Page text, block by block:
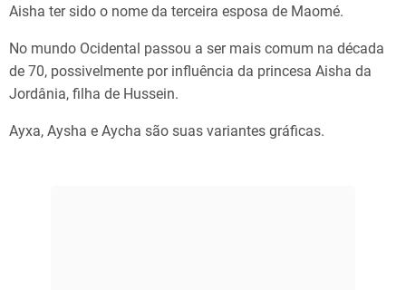
Aisha ter sido o nome da terceira esposa de Maomé.
No mundo Ocidental passou a ser mais comum na década
de 70, possivelmente por influência da princesa Aisha da
Jordânia, filha de Hussein.
Ayxa, Aysha e Aycha são suas variantes gráficas.